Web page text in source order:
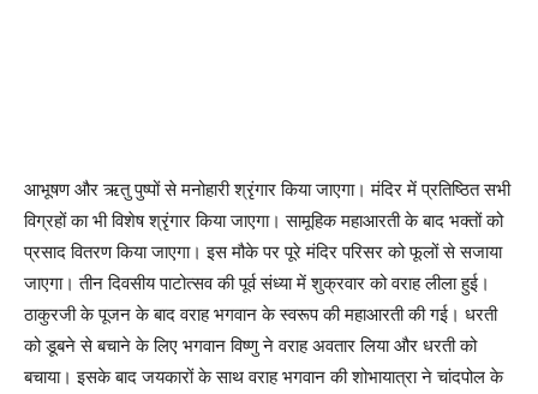
आभूषण और ऋतु पुष्पों से मनोहारी श्रृंगार किया जाएगा। मंदिर में प्रतिष्ठित सभी
विग्रहों का भी विशेष श्रृंगार किया जाएगा। सामूहिक महाआरती के बाद भक्तों को
प्रसाद वितरण किया जाएगा। इस मौके पर पूरे मंदिर परिसर को फूलों से सजाया
जाएगा। तीन दिवसीय पाटोत्सव की पूर्व संध्या में शुक्रवार को वराह लीला हुई।
ठाकुरजी के पूजन के बाद वराह भगवान के स्वरूप की महाआरती की गई। धरती
को डूबने से बचाने के लिए भगवान विष्णु ने वराह अवतार लिया और धरती को
बचाया। इसके बाद जयकारों के साथ वराह भगवान की शोभायात्रा ने चांदपोल के